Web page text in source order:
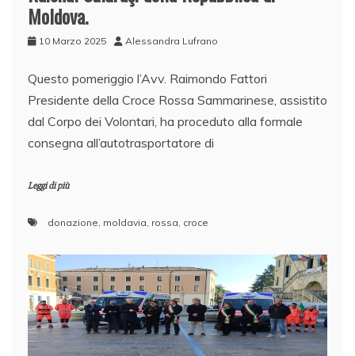
Moldova.
10 Marzo 2025 Alessandra Lufrano
Questo pomeriggio l’Avv. Raimondo Fattori
Presidente della Croce Rossa Sammarinese, assistito
dal Corpo dei Volontari, ha proceduto alla formale
consegna all’autotrasportatore di
Leggi di più
donazione, moldavia, rossa, croce